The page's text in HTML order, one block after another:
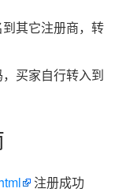
其它注册商，转
买家自行转入到
注册成功